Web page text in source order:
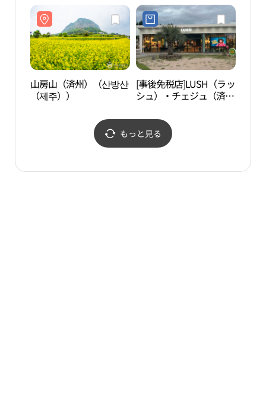
山房山（済州）（산방산
（제주））
[事後免税店]LUSH（ラッ
シュ）・チェジュ（済
もっと見る